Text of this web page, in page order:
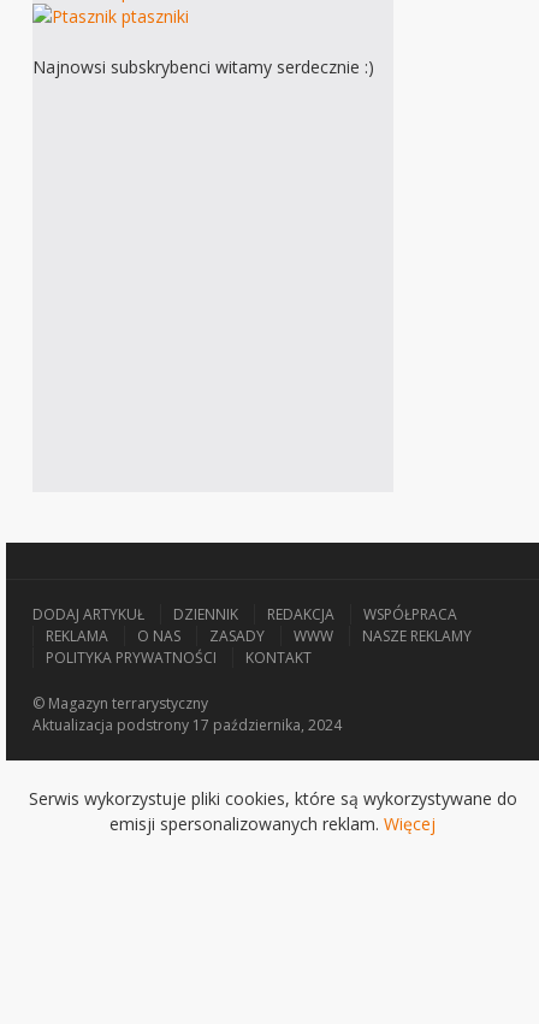
Najnowsi subskrybenci witamy serdecznie :)
DODAJ ARTYKUŁ DZIENNIK REDAKCJA
WSPÓŁPRACA
REKLAMA
O NAS ZASADY WWW
NASZE REKLAMY
POLITYKA PRYWATNOŚCI
KONTAKT
© Magazyn terrarystyczny
Aktualizacja podstrony 17 października, 2024
Serwis wykorzystuje pliki cookies, które są wykorzystywane do
emisji spersonalizowanych reklam. Więcej